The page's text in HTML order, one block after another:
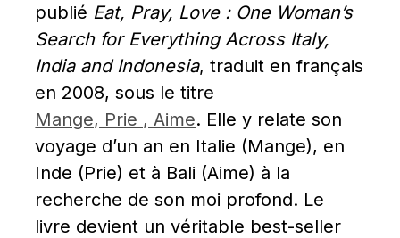
publié Eat, Pray, Love : One Woman’s
Search for Everything Across Italy,
India and Indonesia, traduit en français
en 2008, sous le titre
Mange, Prie , Aime. Elle y relate son
voyage d’un an en Italie (Mange), en
Inde (Prie) et à Bali (Aime) à la
recherche de son moi profond. Le
livre devient un véritable best-seller